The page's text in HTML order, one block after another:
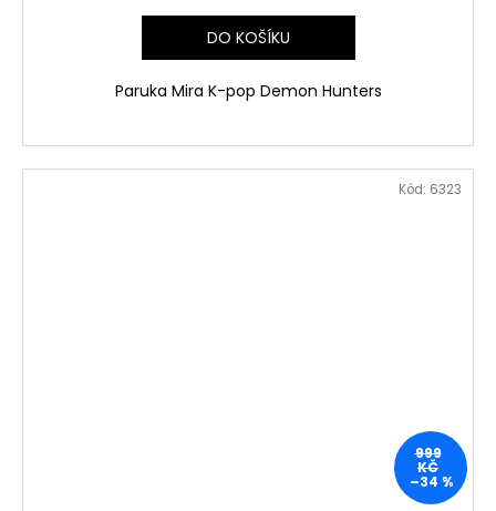
DO KOŠÍKU
Paruka Mira K-pop Demon Hunters
999
KČ
–34 %
Kód: 6323